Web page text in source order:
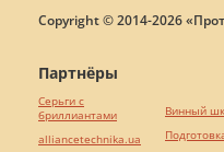
Copyright © 2014-2026
Партнёры
Серьги с
бриллиантами
alliancetechnika.ua
Винный